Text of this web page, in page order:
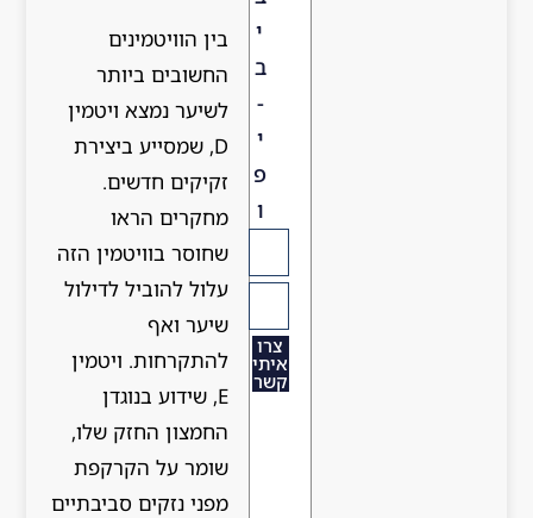
בין הוויטמינים
החשובים ביותר
לשיער נמצא ויטמין
D, שמסייע ביצירת
זקיקים חדשים.
מחקרים הראו
שחוסר בוויטמין הזה
עלול להוביל לדילול
שיער ואף
להתקרחות. ויטמין
E, שידוע בנוגדן
החמצון החזק שלו,
שומר על הקרקפת
מפני נזקים סביבתיים